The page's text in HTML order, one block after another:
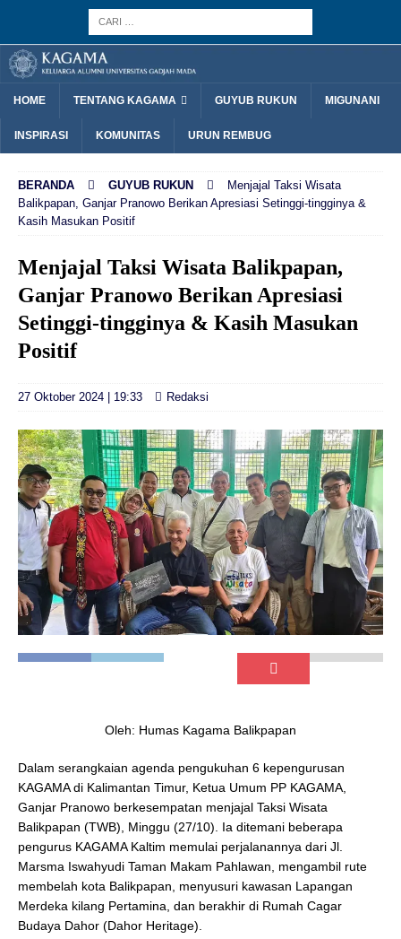
HOME TENTANG KAGAMA GUYUB RUKUN MIGUNANI
INSPIRASI KOMUNITAS URUN REMBUG
BERANDA GUYUB RUKUN
Menjajal Taksi Wisata
Balikpapan, Ganjar Pranowo Berikan Apresiasi Setinggi-tingginya &
Kasih Masukan Positif
Menjajal Taksi Wisata Balikpapan,
Ganjar Pranowo Berikan Apresiasi
Setinggi-tingginya & Kasih Masukan
Positif
27 Oktober 2024 | 19:33 Redaksi
Oleh: Humas Kagama Balikpapan
Dalam serangkaian agenda pengukuhan 6 kepengurusan
KAGAMA di Kalimantan Timur, Ketua Umum PP KAGAMA,
Ganjar Pranowo berkesempatan menjajal Taksi Wisata
Balikpapan (TWB), Minggu (27/10). Ia ditemani beberapa
pengurus KAGAMA Kaltim memulai perjalanannya dari Jl.
Marsma Iswahyudi Taman Makam Pahlawan, mengambil rute
membelah kota Balikpapan, menyusuri kawasan Lapangan
Merdeka kilang Pertamina, dan berakhir di Rumah Cagar
Budaya Dahor (Dahor Heritage).